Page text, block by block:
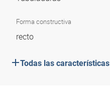
Forma constructiva
recto
Todas las características